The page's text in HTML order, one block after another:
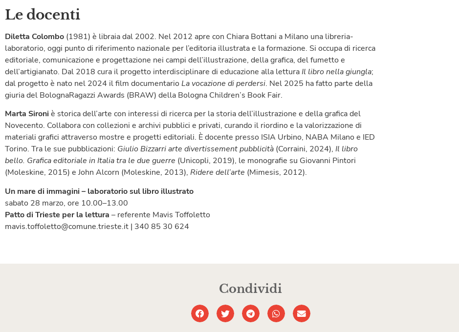
Le docenti
Diletta Colombo (1981) è libraia dal 2002. Nel 2012 apre con Chiara Bottani a Milano una libreria-
laboratorio, oggi punto di riferimento nazionale per l’editoria illustrata e la formazione. Si occupa di ricerca
editoriale, comunicazione e progettazione nei campi dell’illustrazione, della grafica, del fumetto e
dell’artigianato. Dal 2018 cura il progetto interdisciplinare di educazione alla letturaIl libro nella giungla;
dal progetto è nato nel 2024 il film documentario La vocazione di perdersi. Nel 2025 ha fatto parte della
giuria del BolognaRagazzi Awards (BRAW) della Bologna Children’s Book Fair.
Marta Sironiè storica dell’arte con interessi di ricerca per la storia dell’illustrazione e della grafica del
Novecento. Collabora con collezioni e archivi pubblici e privati, curando il riordino e la valorizzazione di
materiali grafici attraverso mostre e progetti editoriali. È docente presso ISIA Urbino, NABA Milano e IED
Torino. Tra le sue pubblicazioni: Giulio Bizzarri arte divertissement pubblicità (Corraini, 2024), Il libro
bello. Grafica editoriale in Italia tra le due guerre (Unicopli, 2019), le monografie su Giovanni Pintori
(Moleskine, 2015) e John Alcorn (Moleskine, 2013), Ridere dell’arte (Mimesis, 2012).
Un mare di immagini – laboratorio sul libro illustrato
sabato 28 marzo, ore 10.00–13.00
Patto di Trieste per la lettura – referente Mavis Toffoletto
mavis.toffoletto@comune.trieste.it | 340 85 30 624
Condividi